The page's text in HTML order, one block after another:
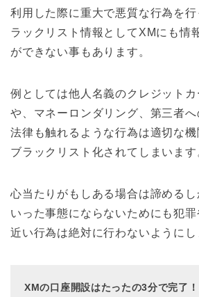
利用した際に重大で悪質な行為を
ラックリスト情報としてXMにも情
ができない事もあります。
例としては他人名義のクレジット
や、マネーロンダリング、第三者へ
法律も触れるような行為は適切な
ブラックリスト化されてしまいます
心当たりがもしある場合は諦めるし
いった事態にならないためにも犯
近い行為は絶対に行わないようにし
XMの口座開設はたったの3分で完了！